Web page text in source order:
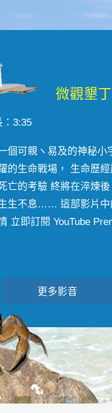
：3:35
個可親ヽ易及的神秘小
的生命戰場， 生命歷
亡的考驗 終將在淬煉
生不息…… 這部影片中
立即訂閱 YouTube
更多影音